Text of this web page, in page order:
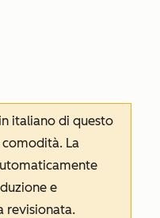
italiano di questo
La
e
revisionata.